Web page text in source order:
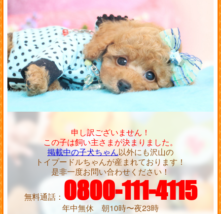
申し訳ございません！
この子は飼い主さまが決まりました。
掲載中の子犬ちゃん以外にも沢山の
トイプードルちゃんが産まれております！
是非一度お問い合わせください！
無料通話： 0800-111-4115
年中無休 朝10時〜夜23時